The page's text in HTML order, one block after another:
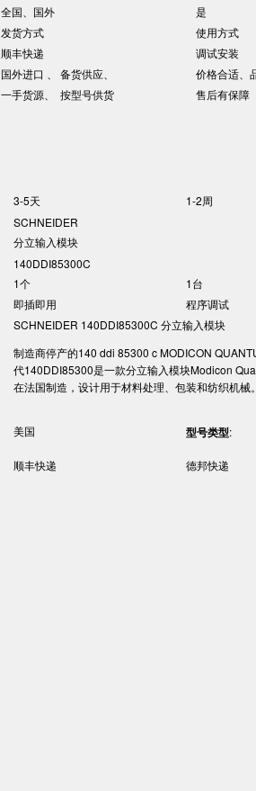
全国、国外
是
发货方式
使用方式
顺丰快递
调试安装
国外进口 、 备货供应、
价格合适、
一手货源、 按型号供货 售后有保障
3-5天
1-2周
SCHNEIDER
分立输入模块
140DDI85300C
1个
1台
即插即用 程序调试
SCHNEIDER 140DDI85300C 分立输入模块
制造商停产的140 ddi 85300 c MODICON
代140DDI85300是一款分立输入模块Modicon
在法国制造，设计用于材料处理、包装和纺织机械
美国 型号类型:
顺丰快递 德邦快递